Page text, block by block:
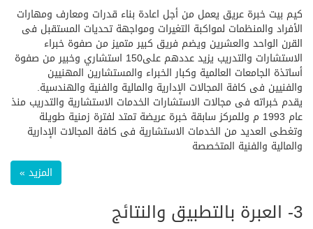
كيم بيت خبرة عريق يعمل من أجل اعادة بناء قدرات ومعارف ومهارات
الأفراد والمنظمات لمواكبة التغيرات ومواجهة تحديات المستقبل فى
القرن الواحد والعشرين ويضم فريق كبير متميز من صفوة خبراء
الاستشارات والتدريب يزيد عددهم على150 استشاري وخبير من صفوة
أساتذة الجامعات العالمية وكبار الخبراء والمستشارين المهنيين
والفنيين فى كافة المجالات الإدارية والمالية والفنية والهندسية.
يقدم خبراته فى مجالات الاستشارات الخدمات الاستشارية والتدريب منذ
عام 1993 م وللمركز سابقة خبرة عريضة تمتد لفترة زمنية طويلة
وتغطى العديد من الخدمات الاستشارية فى كافة المجالات الإدارية
والمالية والفنية المتخصصة
المزيد »
3- العبرة بالتطبيق والنتائج